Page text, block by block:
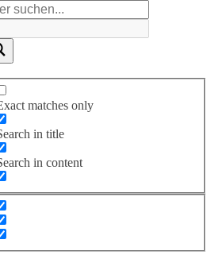
matches only
in title
in content